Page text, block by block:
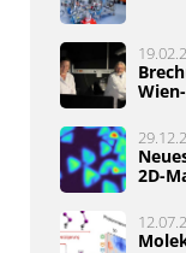
2D-